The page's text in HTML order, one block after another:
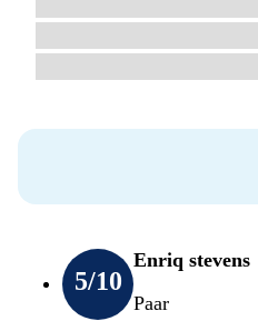
5/10
Enriq stevens
Paar